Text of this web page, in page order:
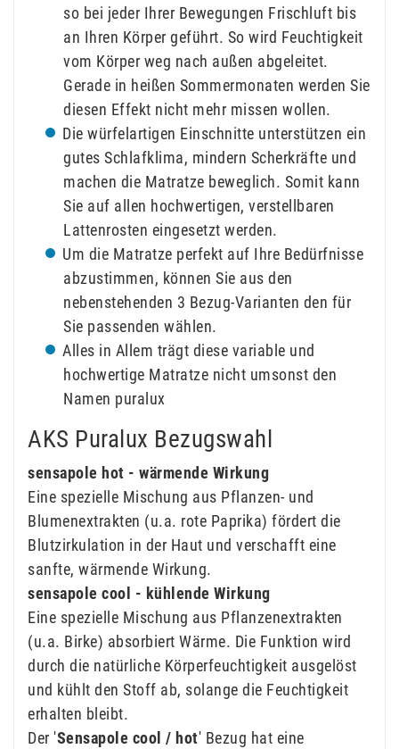
so bei jeder Ihrer Bewegungen Frischluft bis
an Ihren Körper geführt. So wird Feuchtigkeit
vom Körper weg nach außen abgeleitet.
Gerade in heißen Sommermonaten werden Sie
diesen Effekt nicht mehr missen wollen.
Die würfelartigen Einschnitte unterstützen ein
gutes Schlafklima, mindern Scherkräfte und
machen die Matratze beweglich. Somit kann
Sie auf allen hochwertigen, verstellbaren
Lattenrosten eingesetzt werden.
Um die Matratze perfekt auf Ihre Bedürfnisse
abzustimmen, können Sie aus den
nebenstehenden 3 Bezug-Varianten den für
Sie passenden wählen.
Alles in Allem trägt diese variable und
hochwertige Matratze nicht umsonst den
Namen puralux
AKS Puralux Bezugswahl
sensapole hot - wärmende Wirkung
Eine spezielle Mischung aus Pflanzen- und
Blumenextrakten (u.a. rote Paprika) fördert die
Blutzirkulation in der Haut und verschafft eine
sanfte, wärmende Wirkung.
sensapole cool - kühlende Wirkung
Eine spezielle Mischung aus Pflanzenextrakten
(u.a. Birke) absorbiert Wärme. Die Funktion wird
durch die natürliche Körperfeuchtigkeit ausgelöst
und kühlt den Stoff ab, solange die Feuchtigkeit
erhalten bleibt.
Der 'Sensapole cool / hot' Bezug hat eine